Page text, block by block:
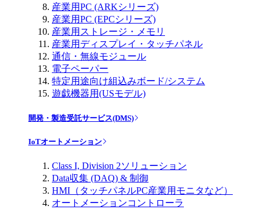
産業用PC (ARKシリーズ)
産業用PC (EPCシリーズ)
産業用ストレージ・メモリ
産業用ディスプレイ・タッチパネル
通信・無線モジュール
電子ペーパー
特定用途向け組込みボード/システム
遊戯機器用(USモデル)
開発・製造受託サービス(DMS)
IoTオートメーション
Class I, Division 2ソリューション
Data収集 (DAQ) & 制御
HMI（タッチパネルPC産業用モニタなど）
オートメーションコントローラ